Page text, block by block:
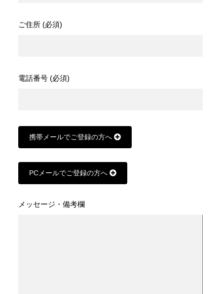
ご住所 (必須)
電話番号 (必須)
携帯メールでご登録の方へ
PCメールでご登録の方へ
メッセージ・備考欄